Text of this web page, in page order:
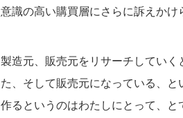
意識の高い購買層にさらに訴えか
製造元、販売元をリサーチしてい
た、そして販売元になっている、
作るというのはわたしにとって、と